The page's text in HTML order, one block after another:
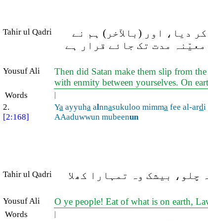
Tahir ul Qadri
دیا، اور (بالآخر) ہم نے
مدت تک جائے قرار ہے
Yousuf Ali
Then did Satan make them slip from
with enmity between yourselves. On
Words |
2.
[2:168]
Ya ayyuha alnnasukuloo mimma fee al-ardi
AAaduwwun mubeenun
Tahir ul Qadri
بیشک وہ تمہارا کھلا
Yousuf Ali O ye people! Eat of what is on earth,
Words |